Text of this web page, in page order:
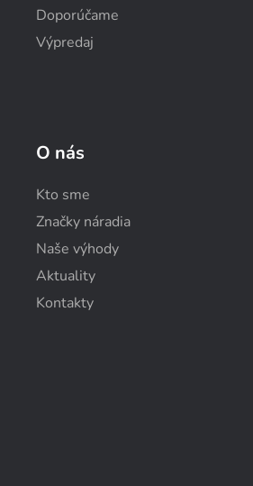
Doporúčame
Výpredaj
O nás
Kto sme
Značky náradia
Naše výhody
Aktuality
Kontakty